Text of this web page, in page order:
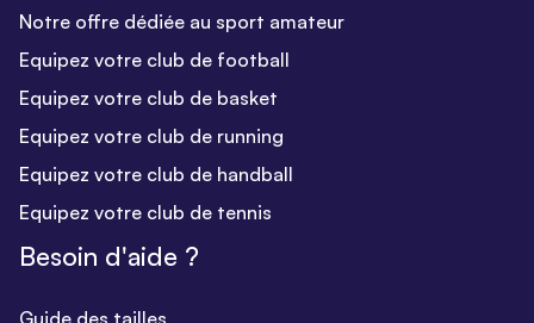
Notre offre dédiée au sport amateur
Equipez votre club de football
Equipez votre club de basket
Equipez votre club de running
Equipez votre club de handball
Equipez votre club de tennis
Besoin d'aide ?
Guide des tailles